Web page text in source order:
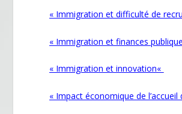
« Immigration et difficulté de
« Immigration et finances
« Immigration et innovation«
« Impact économique de l’accueil